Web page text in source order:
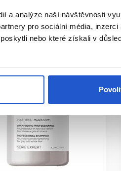
a analýze naší návštěvnosti
pro sociální média, inzerci
nebo které získali v